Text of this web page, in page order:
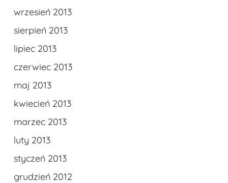
wrzesień 2013
sierpień 2013
lipiec 2013
czerwiec 2013
maj 2013
kwiecień 2013
marzec 2013
luty 2013
styczeń 2013
grudzień 2012